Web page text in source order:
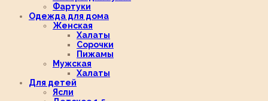
Фартуки
Одежда для дома
Женская
Халаты
Сорочки
Пижамы
Мужская
Халаты
Для детей
Ясли